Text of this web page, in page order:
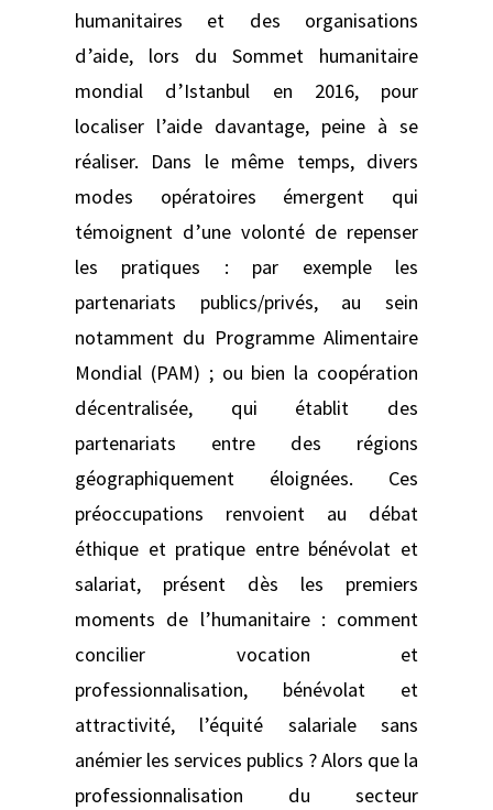
humanitaires et des organisations
d’aide, lors du Sommet humanitaire
mondial d’Istanbul en 2016, pour
localiser l’aide davantage, peine à se
réaliser. Dans le même temps, divers
modes opératoires émergent qui
témoignent d’une volonté de repenser
les pratiques : par exemple les
partenariats publics/privés, au sein
notamment du Programme Alimentaire
Mondial (PAM) ; ou bien la coopération
décentralisée, qui établit des
partenariats entre des régions
géographiquement éloignées. Ces
préoccupations renvoient au débat
éthique et pratique entre bénévolat et
salariat, présent dès les premiers
moments de l’humanitaire : comment
concilier vocation et
professionnalisation, bénévolat et
attractivité, l’équité salariale sans
anémier les services publics ? Alors que la
professionnalisation du secteur